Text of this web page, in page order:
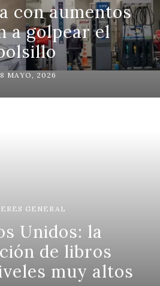
con aumentos
a golpear el
MAYO, 2026
GENERAL
Unidos: la
de libros
muy altos